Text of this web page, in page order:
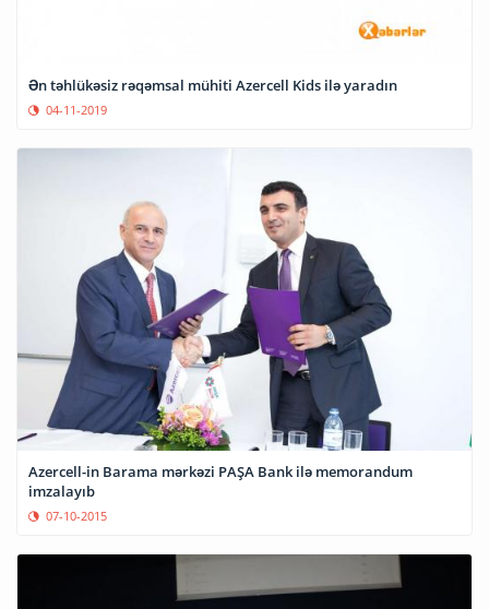
Ən təhlükəsiz rəqəmsal mühiti Azercell Kids ilə yaradın
04-11-2019
Azercell-in Barama mərkəzi PAŞA Bank ilə memorandum
imzalayıb
07-10-2015